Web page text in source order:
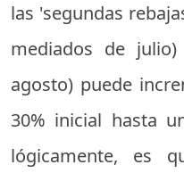
las 'segundas
mediados de
agosto) puede
30% inicial hasta
lógicamente, es